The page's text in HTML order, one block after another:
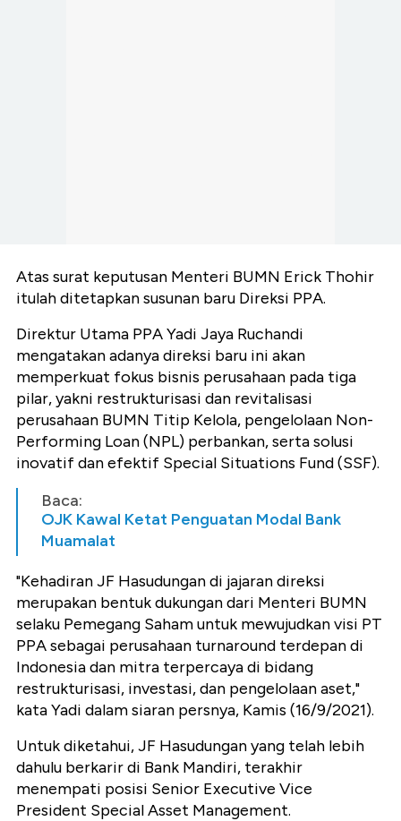
Atas surat keputusan Menteri BUMN Erick Thohir
itulah ditetapkan susunan baru Direksi PPA.
Direktur Utama PPA Yadi Jaya Ruchandi
mengatakan adanya direksi baru ini akan
memperkuat fokus bisnis perusahaan pada tiga
pilar, yakni restrukturisasi dan revitalisasi
perusahaan BUMN Titip Kelola, pengelolaan Non-
Performing Loan (NPL) perbankan, serta solusi
inovatif dan efektif Special Situations Fund (SSF).
Baca:
OJK Kawal Ketat Penguatan Modal Bank
Muamalat
"Kehadiran JF Hasudungan di jajaran direksi
merupakan bentuk dukungan dari Menteri BUMN
selaku Pemegang Saham untuk mewujudkan visi PT
PPA sebagai perusahaan turnaround terdepan di
Indonesia dan mitra terpercaya di bidang
restrukturisasi, investasi, dan pengelolaan aset,"
kata Yadi dalam siaran persnya, Kamis (16/9/2021).
Untuk diketahui, JF Hasudungan yang telah lebih
dahulu berkarir di Bank Mandiri, terakhir
menempati posisi Senior Executive Vice
President Special Asset Management.